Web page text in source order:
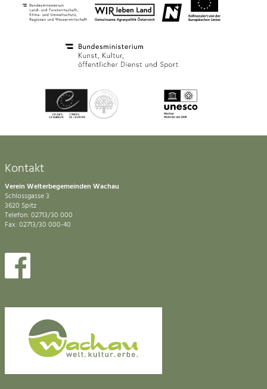
Kontakt
Verein Welterbegemeinden Wachau
Schlossgasse 3
3620 Spitz
Telefon: 02713/30 000
Fax: 02713/30 000-40